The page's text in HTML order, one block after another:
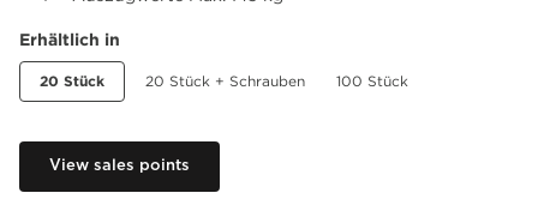
Erhältlich in
20 Stück 20 Stück + Schrauben 100 Stück
View sales points